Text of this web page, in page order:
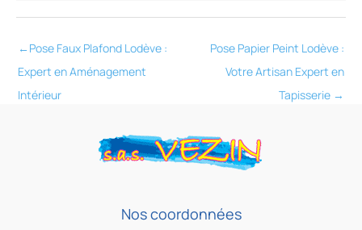
←Pose Faux Plafond Lodève :
Expert en Aménagement
Intérieur
Pose Papier Peint Lodève :
Votre Artisan Expert en
Tapisserie →
Nos coordonnées